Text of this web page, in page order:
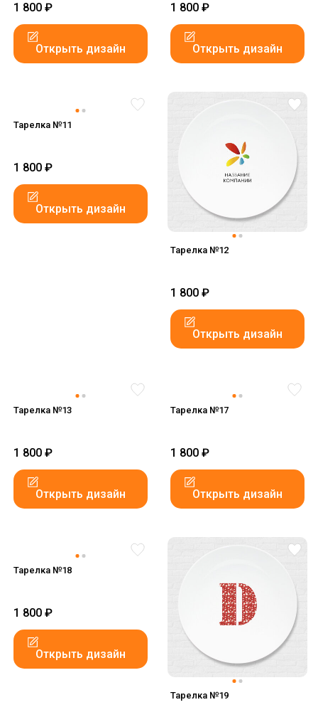
1 800 ₽
Открыть дизайн
1 800 ₽
Открыть дизайн
Тарелка №11
1 800 ₽
Открыть дизайн
Тарелка №12
1 800 ₽
Открыть дизайн
Тарелка №13
1 800 ₽
Открыть дизайн
Тарелка №17
1 800 ₽
Открыть дизайн
Тарелка №18
1 800 ₽
Открыть дизайн
Тарелка №19